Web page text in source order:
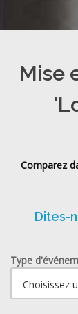
Mise
Comparez
Dites-
Type